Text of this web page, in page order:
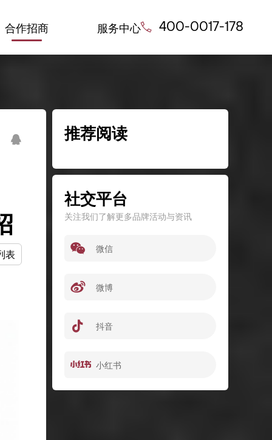
合作招商 服务中心 400-0017-178
表
推荐阅读
社交平台
关注我们了解更多品牌活动与资讯
微信
微博
抖音
小红书